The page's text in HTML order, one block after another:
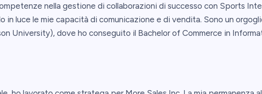
nella gestione di collaborazioni di successo con Sports
luce le mie capacità di comunicazione e di vendita. Sono un
University), dove ho conseguito il Bachelor of Commerce in